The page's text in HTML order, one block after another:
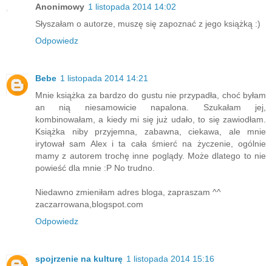
Anonimowy 1 listopada 2014 14:02
Słyszałam o autorze, muszę się zapoznać z jego książką :)
Odpowiedz
Bebe 1 listopada 2014 14:21
Mnie książka za bardzo do gustu nie przypadła, choć byłam
an nią niesamowicie napalona. Szukałam jej,
kombinowałam, a kiedy mi się już udało, to się zawiodłam.
Książka niby przyjemna, zabawna, ciekawa, ale mnie
irytował sam Alex i ta cała śmierć na życzenie, ogólnie
mamy z autorem trochę inne poglądy. Może dlatego to nie
powieść dla mnie :P No trudno.
Niedawno zmieniłam adres bloga, zapraszam ^^
zaczarrowana,blogspot.com
Odpowiedz
spojrzenie na kulturę 1 listopada 2014 15:16